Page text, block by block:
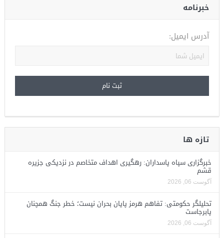
خبرنامه
آدرس ایمیل:
تازه ها
خبرگزاری سپاه پاسداران: رهگیری اهداف متخاصم در نزدیکی جزیره
قشم
آگوست 06, 2026
تحلیلگر حکومتی: تفاهم هرمز پایان بحران نیست؛ خطر جنگ همچنان
پابرجاست
آگوست 06, 2026